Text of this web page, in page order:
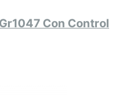
Con Control